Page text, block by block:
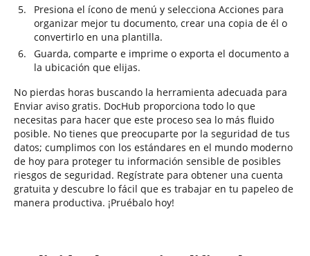
Presiona el ícono de menú y selecciona Acciones para
organizar mejor tu documento, crear una copia de él o
convertirlo en una plantilla.
Guarda, comparte e imprime o exporta el documento a
la ubicación que elijas.
No pierdas horas buscando la herramienta adecuada para
Enviar aviso gratis. DocHub proporciona todo lo que
necesitas para hacer que este proceso sea lo más fluido
posible. No tienes que preocuparte por la seguridad de tus
datos; cumplimos con los estándares en el mundo moderno
de hoy para proteger tu información sensible de posibles
riesgos de seguridad. Regístrate para obtener una cuenta
gratuita y descubre lo fácil que es trabajar en tu papeleo de
manera productiva. ¡Pruébalo hoy!